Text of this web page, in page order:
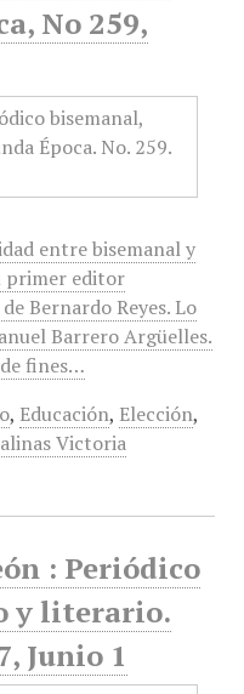
No 259,
entre bisemanal y
primer editor
Bernardo Reyes. Lo
Barrero Argüelles.
fines…
, Educación, Elección,
Victoria
: Periódico
y literario.
Junio 1